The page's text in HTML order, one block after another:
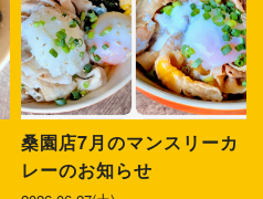
桑園店7月のマンスリーカ
レーのお知らせ